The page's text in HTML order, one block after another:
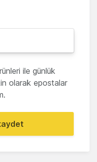
ile günlük
olarak epostalar